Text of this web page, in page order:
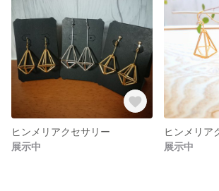
ヒンメリアクセサリー
展示中
展示中